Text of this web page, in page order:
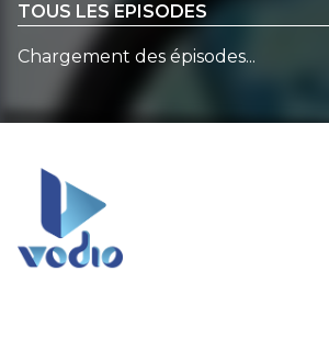
TOUS LES EPISODES
Chargement des épisodes...